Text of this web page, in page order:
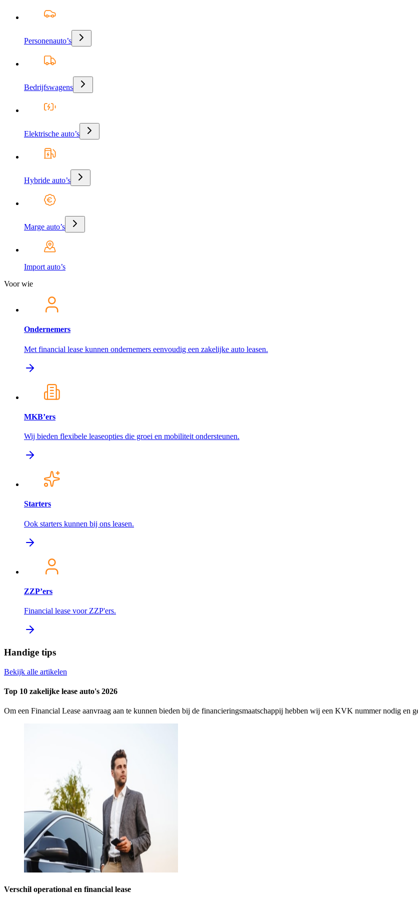
Personenauto’s
Bedrijfswagens
Elektrische auto’s
Hybride auto’s
Marge auto’s
Import auto’s
Voor wie
Ondernemers
Met financial lease kunnen ondernemers eenvoudig een zakelijke auto leasen.
MKB’ers
Wij bieden flexibele leaseopties die groei en mobiliteit ondersteunen.
Starters
Ook starters kunnen bij ons leasen.
ZZP’ers
Financial lease voor ZZP'ers.
Handige tips
Bekijk alle artikelen
Top 10 zakelijke lease auto's 2026
Om een Financial Lease aanvraag aan te kunnen bieden bij de financieringsmaatschappij hebben wij een KVK nummer nodig en
Verschil operational en financial lease